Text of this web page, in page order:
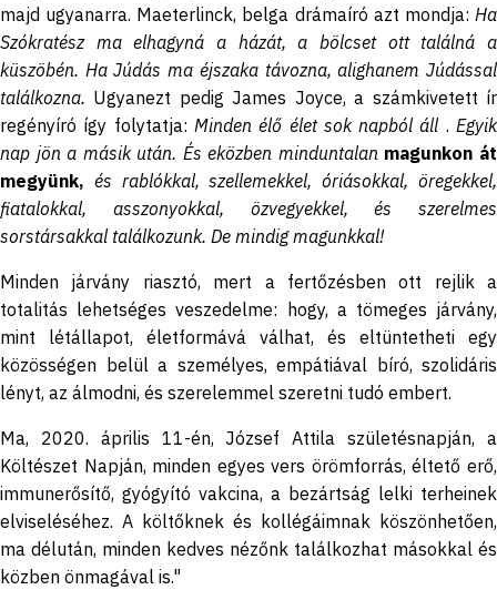
majd ugyanarra. Maeterlinck, belga drámaíró azt mondja: Ha
Szókratész ma elhagyná a házát, a bölcset ott találná a
küszöbén. Ha Júdás ma éjszaka távozna, alighanem Júdással
találkozna. Ugyanezt pedig James Joyce, a számkivetett ír
regényíró így folytatja: Minden élő élet sok napból áll .Egyik
nap jön a másik után. És eközben minduntalan magunkon át
megyünk, és rablókkal, szellemekkel, óriásokkal, öregekkel,
fiatalokkal, asszonyokkal, özvegyekkel, és szerelmes
sorstársakkal találkozunk. De mindig magunkkal!
Minden járvány riasztó, mert a fertőzésben ott rejlik a
totalitás lehetséges veszedelme: hogy, a tömeges járvány,
mint létállapot, életformává válhat, és eltüntetheti egy
közösségen belül a személyes, empátiával bíró, szolidáris
lényt, az álmodni, és szerelemmel szeretni tudó embert.
Ma, 2020. április 11-én, József Attila születésnapján, a
Költészet Napján, minden egyes vers örömforrás, éltető erő,
immunerősítő, gyógyító vakcina, a bezártság lelki terheinek
elviseléséhez. A költőknek és kollégáimnak köszönhetően,
ma délután, minden kedves nézőnk találkozhat másokkal és
közben önmagával is."